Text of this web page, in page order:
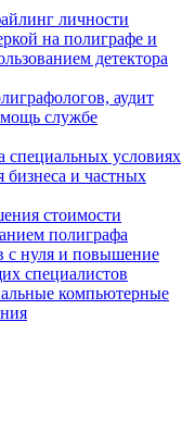
личности
на полиграфе и
детектора
аудит
службе
специальных условиях
и частных
стоимости
полиграфа
с нуля и повышение
специалистов
компьютерные